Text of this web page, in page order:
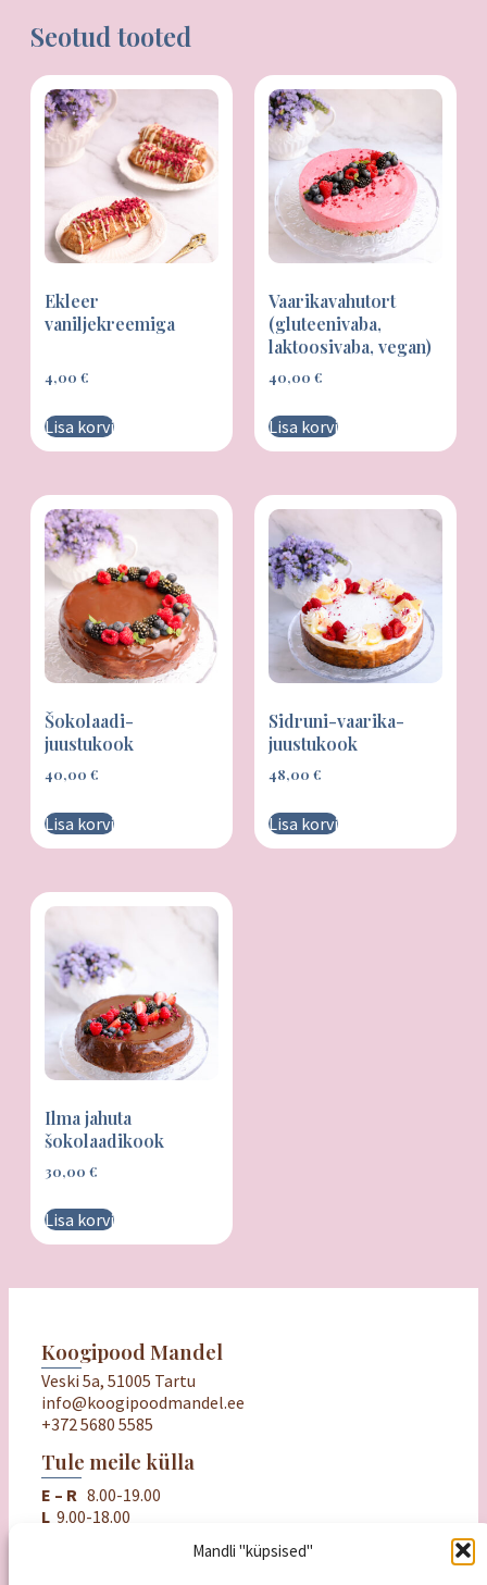
Mandli "küpsised"
Kingitused
Seotud tooted
Ekleer
vaniljekreemiga
4,00 €
Lisa korvi
Vaarikavahutort
(gluteenivaba,
laktoosivaba, vegan)
40,00 €
Lisa korvi
Šokolaadi-
juustukook
40,00 €
Lisa korvi
Sidruni-vaarika-
juustukook
48,00 €
Lisa korvi
Ilma jahuta
šokolaadikook
30,00 €
Lisa korvi
Koogipood Mandel
Veski 5a, 51005 Tartu
info@koogipoodmandel.ee
+372 5680 5585
Tule meile külla
E – R 8.00-19.00
L 9.00-18.00